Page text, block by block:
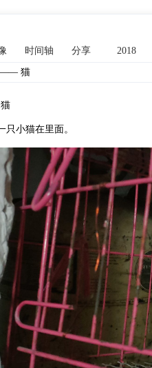
时间轴 分享 2018
—— 猫
只小猫在里面。